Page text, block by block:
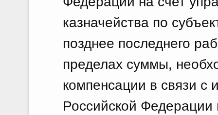
казначейства по
позднее последнего
пределах суммы,
компенсации в связи с
Российской Федерации